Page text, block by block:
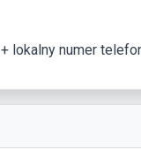
lokalny numer